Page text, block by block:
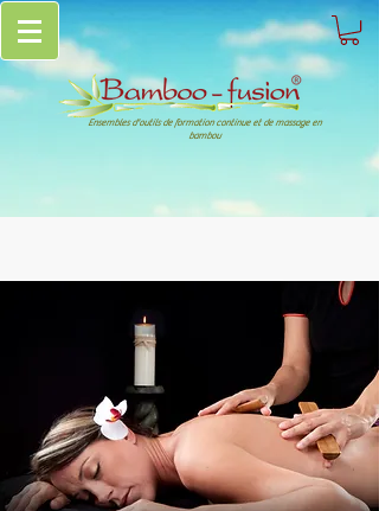
Ensembles d'outils de formation continue et de massage en
bambou